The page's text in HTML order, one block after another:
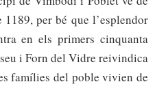
per bé que l’esplendor
en els primers cinquanta
i Forn del Vidre reivindica
famílies del poble vivien de